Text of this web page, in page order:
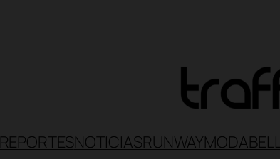
REPORTESNOTICIASRUNWAYMODA